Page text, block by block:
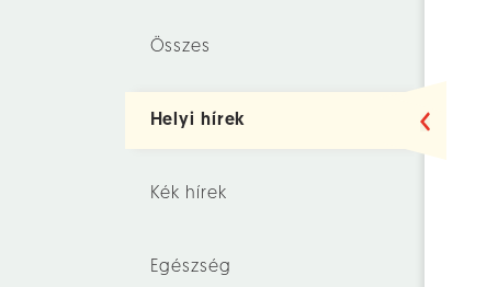
Összes
Helyi hírek
Kék hírek
Egészség